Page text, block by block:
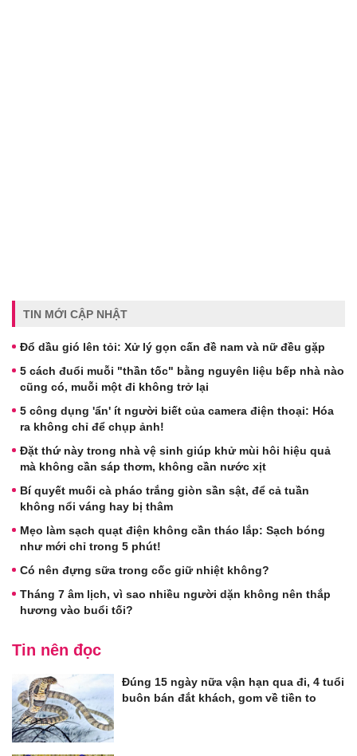
TIN MỚI CẬP NHẬT
Đổ dầu gió lên tỏi: Xử lý gọn cấn đề nam và nữ đều gặp
5 cách đuổi muỗi "thần tốc" bằng nguyên liệu bếp nhà nào
cũng có, muỗi một đi không trở lại
5 công dụng 'ẩn' ít người biết của camera điện thoại: Hóa
ra không chỉ để chụp ảnh!
Đặt thứ này trong nhà vệ sinh giúp khử mùi hôi hiệu quả
mà không cần sáp thơm, không cần nước xịt
Bí quyết muối cà pháo trắng giòn sần sật, để cả tuần
không nổi váng hay bị thâm
Mẹo làm sạch quạt điện không cần tháo lắp: Sạch bóng
như mới chỉ trong 5 phút!
Có nên đựng sữa trong cốc giữ nhiệt không?
Tháng 7 âm lịch, vì sao nhiều người dặn không nên thắp
hương vào buổi tối?
Tin nên đọc
Đúng 15 ngày nữa vận hạn qua đi, 4 tuổi
buôn bán đắt khách, gom về tiền to